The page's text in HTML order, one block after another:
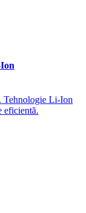
Tehnologie Li-Ion
eficientă.